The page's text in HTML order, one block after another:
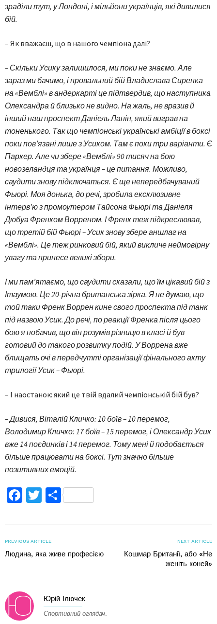
зраділи тут, у Лондоні, і мільйони українців, які дивилися
бій.
– Як вважаєш, що в нашого чемпіона далі?
– Скільки Усику залишилося, ми поки не знаємо. Але
зараз ми бачимо, і провальний бій Владислава Сиренка
на «Вемблі» в андеркарті це підтвердив, що наступника
Олександра й близько не видно. На жаль, не вразив й
інший наш проспект Даніель Лапін, який виграв на
тоненького. Так що чемпіонські українські амбіції в боксі
поки пов’язані лише з Усиком. Там є поки три варіанти. Є
Паркер. Але чи збере «Вемблі» 90 тисяч на бою
новозеландця та українця – це питання. Можливо,
саудити знову підключаться. Є ще непередбачуваний
Фьюрі. Моя донька, до речі, зробила ексклюзивне
інтерв’ю з промоутером Тайсона Фьюрі та Даніеля
Дюбуа Френком Ворреном. І Френк теж підкреслював,
що третій бій Фьюрі – Усик знову збере аншлаг на
«Вемблі». Це теж ринковий бій, який викличе неймовірну
увагу та принесе великі збори.
І ми пам’ятаємо, що саудити сказали, що їм цікавий бій з
Ітаумою. Це 20-річна британська зірка. Я не думаю, що
той таки Френк Воррен кине свого проспекта під танк
під назвою Усик. До речі, по реакції Френка після цього
бою я побачив, що він розумів різницю в класі й був
готовий до такого розвитку подій. У Воррена вже
блищать очі в передчутті організації фінального акту
трилогії Усик – Фьюрі.
– І наостанок: який це твій вдалий чемпіонській бій був?
– Дивися, Віталій Кличко: 10 боїв – 10 перемог,
Володимир Кличко: 17 боїв – 15 перемог, і Олександр Усик
вже 14 поєдинків і 14 перемог. Тому мені й подобається
більше працювати на боксі. Тут значно більше
позитивних емоцій.
Facebook
TwitterПоділитися
PREVIOUS ARTICLE
Людина, яка живе професією
NEXT ARTICLE
Кошмар Британії, або «Не
женіть коней»
Юрій Ілючек
Спортивний оглядач.